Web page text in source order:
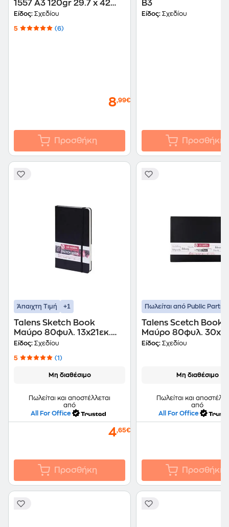
1557 A3 120gr 29.7 x 42
cm A3 50 Φύλλων
Είδος: Σχεδίου
5 (6)
8,99€
Προσθήκη
B3
Είδος: Σχεδίου
Προσθήκη
Άπαιχτη Τιμή +1
Talens Sketch Book
Μαύρο 80φυλ. 13x21εκ.
140 Γρ.
Είδος: Σχεδίου
5 (1)
Μη διαθέσιμο
Πωλείται και αποστέλλεται
από
All For Office
4,65€
Προσθήκη
Πωλείται από Public
Talens Scetch Book
Μαύρο 80φυλ.
80 Γρ.
Είδος: Σχεδίου
Μη διαθέσιμο
Πωλείται και
από
All For Office
Προσθήκη